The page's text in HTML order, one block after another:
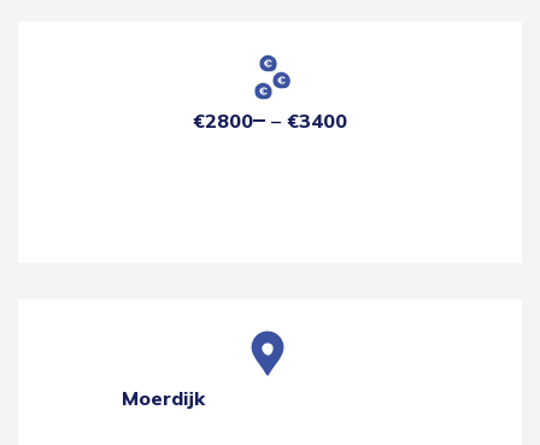
€2800 €3400
Moerdijk